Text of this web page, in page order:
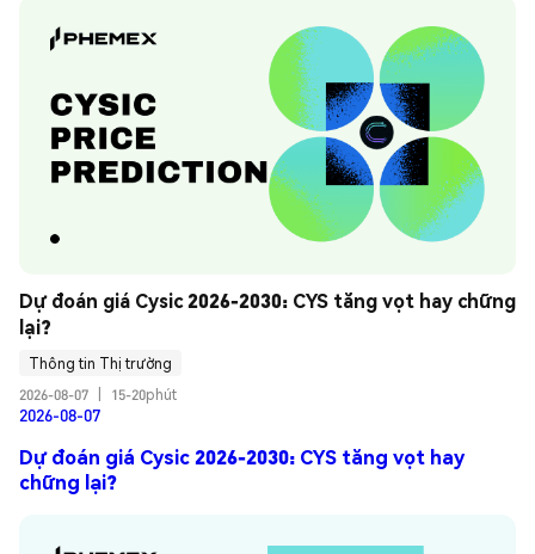
Dự đoán giá Cysic 2026-2030: CYS tăng vọt hay chững
lại?
Thông tin Thị trường
2026-08-07
15-20phút
2026-08-07
Dự đoán giá Cysic 2026-2030: CYS tăng vọt hay
chững lại?